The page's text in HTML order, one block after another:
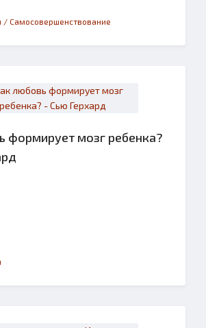
/ Самосовершенствование
формирует мозг ребенка?